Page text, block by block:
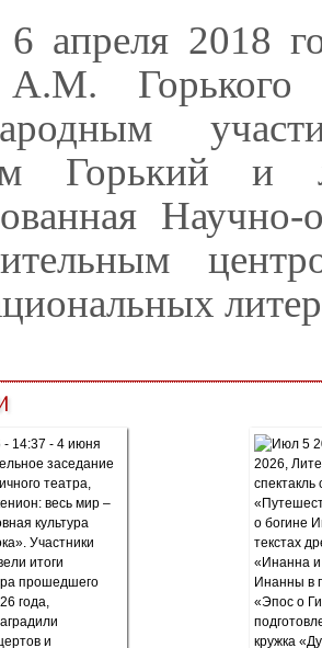
апреля 2018
Горького
Горький и